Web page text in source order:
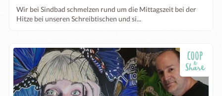
Wir bei Sindbad schmelzen rund um die Mittagszeit bei der
Hitze bei unseren Schreibtischen und si...